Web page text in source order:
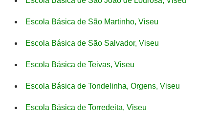
Escola Básica de São Martinho, Viseu
Escola Básica de São Salvador, Viseu
Escola Básica de Teivas, Viseu
Escola Básica de Tondelinha, Orgens, Viseu
Escola Básica de Torredeita, Viseu